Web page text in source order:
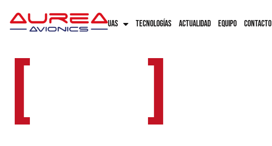
UAS TECNOLOGÍAS ACTUALIDAD EQUIPO CONTACTO
[
Seeker
]